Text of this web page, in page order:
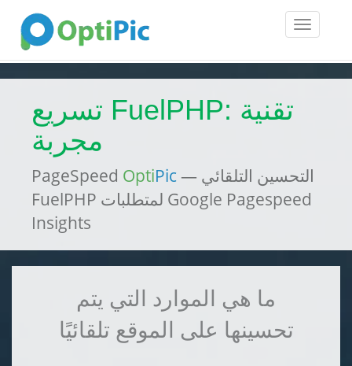
Toggle
تسريع FuelPHP: تقنية
مجربة
PageSpeed OptiPic — التحسين التلقائي
FuelPHP لمتطلبات Google Pagespeed
Insights
ما هي الموارد التي يتم
تحسينها على الموقع تلقائيًا